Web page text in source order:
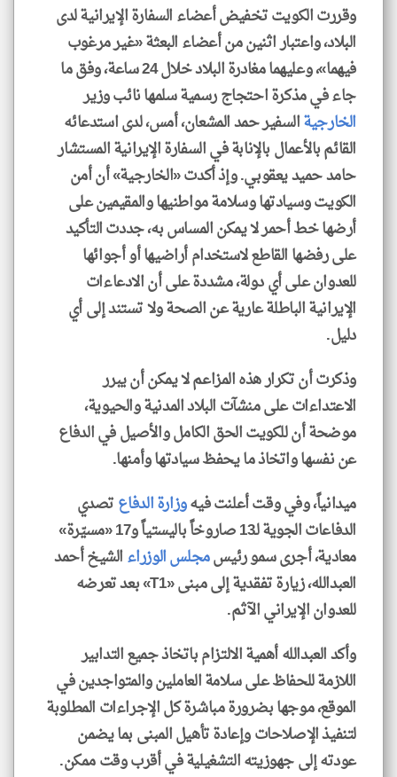
وقررت الكويت تخفيض أعضاء السفارة الإيرانية لدى
البلاد، واعتبار اثنين من أعضاء البعثة «غير مرغوب
فيهما»، وعليهما مغادرة البلاد خلال 24 ساعة، وفق ما
جاء في مذكرة احتجاج رسمية سلمها نائب وزير
الخارجيةالسفير حمد المشعان، أمس، لدى استدعائه
القائم بالأعمال بالإنابة في السفارة الإيرانية المستشار
حامد حميد يعقوبي. وإذ أكدت «الخارجية» أن أمن
الكويت وسيادتها وسلامة مواطنيها والمقيمين على
أرضها خط أحمر لا يمكن المساس به، جددت التأكيد
على رفضها القاطع لاستخدام أراضيها أو أجوائها
للعدوان على أي دولة، مشددة على أن الادعاءات
الإيرانية الباطلة عارية عن الصحة ولا تستند إلى أي
دليل.
وذكرت أن تكرار هذه المزاعم لا يمكن أن يبرر
الاعتداءات على منشآت البلاد المدنية والحيوية،
موضحة أن للكويت الحق الكامل والأصيل في الدفاع
عن نفسها واتخاذ ما يحفظ سيادتها وأمنها.
ميدانياً، وفي وقت أعلنت فيهوزارة الدفاعتصدي
الدفاعات الجوية لـ13 صاروخاً باليستياً و17 «مسيّرة»
معادية، أجرى سمو رئيسمجلس الوزراءالشيخ أحمد
العبدالله، زيارة تفقدية إلى مبنى «T1» بعد تعرضه
للعدوان الإيراني الآثم.
وأكد العبدالله أهمية الالتزام باتخاذ جميع التدابير
اللازمة للحفاظ على سلامة العاملين والمتواجدين في
الموقع، موجها بضرورة مباشرة كل الإجراءات المطلوبة
لتنفيذ الإصلاحات وإعادة تأهيل المبنى بما يضمن
عودته إلى جهوزيته التشغيلية في أقرب وقت ممكن.